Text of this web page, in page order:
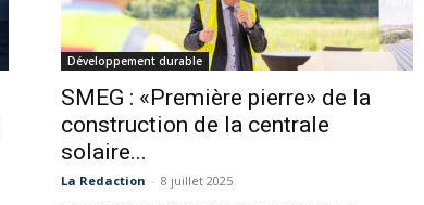
Développement durable
SMEG : «Première pierre» de la
construction de la centrale
solaire...
La Redaction - 8 juillet 2025